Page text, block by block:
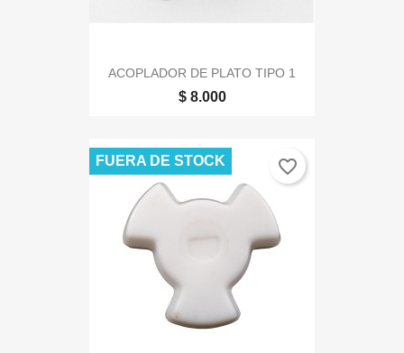
ACOPLADOR DE PLATO TIPO 1
$ 8.000
FUERA DE STOCK favorite_border